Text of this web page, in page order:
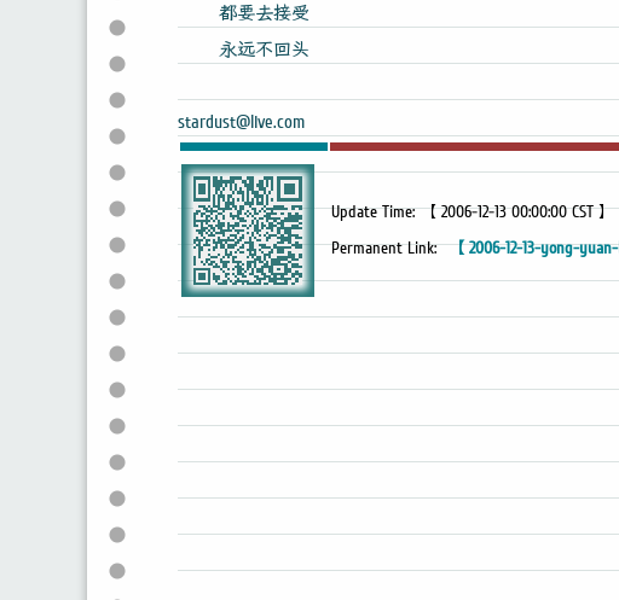
都要去接受
永远不回头
stardust@live.com
Update Time: 【 2006-12-13 00:00:00 CST 】
Permanent Link: 【 2006-12-13-yong-